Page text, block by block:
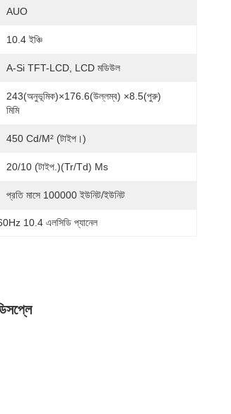
AUO
10.4 ইঞ্চি
A-Si TFT-LCD, LCD মডিউল
243(অনুভূমিক)×176.6(উল্লম্ব) ×8.5(পুরু)
মিমি
450 Cd/m² (টাইপ।)
20/10 (টাইপ.)(Tr/Td) Ms
প্রতি মাসে 100000 ইউনিট/ইউনিট
10.4 এলসিডি প্যানেল